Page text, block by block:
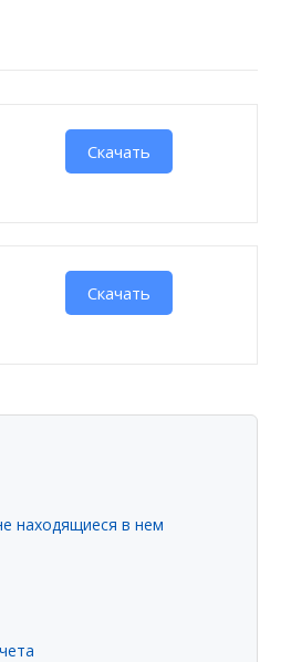
Скачать
Скачать
находящиеся в нем